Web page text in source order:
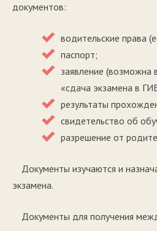
документов:
водительские права
паспорт;
заявление
«сдача экзамена в
результаты
свидетельство об
разрешение от
Документы изучаются и
экзамена.
Документы для получения